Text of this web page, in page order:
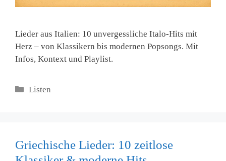
Lieder aus Italien: 10 unvergessliche Italo-Hits mit
Herz – von Klassikern bis modernen Popsongs. Mit
Infos, Kontext und Playlist.
Kategorien
Listen
Griechische Lieder: 10 zeitlose